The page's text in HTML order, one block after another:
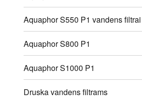
Aquaphor S550 P1 vandens filtrai
Aquaphor S800 P1
Aquaphor S1000 P1
Druska vandens filtrams